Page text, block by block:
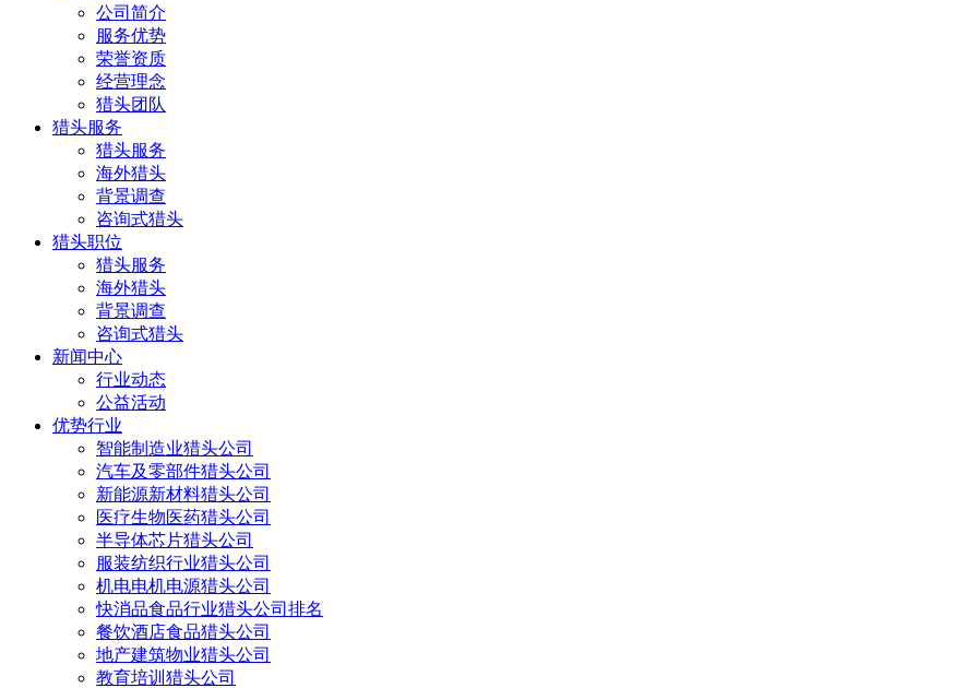
公司简介
服务优势
荣誉资质
经营理念
猎头团队
猎头服务
猎头服务
海外猎头
背景调查
咨询式猎头
猎头职位
猎头服务
海外猎头
背景调查
咨询式猎头
新闻中心
行业动态
公益活动
优势行业
智能制造业猎头公司
汽车及零部件猎头公司
新能源新材料猎头公司
医疗生物医药猎头公司
半导体芯片猎头公司
服装纺织行业猎头公司
机电电机电源猎头公司
快消品食品行业猎头公司排名
餐饮酒店食品猎头公司
地产建筑物业猎头公司
教育培训猎头公司